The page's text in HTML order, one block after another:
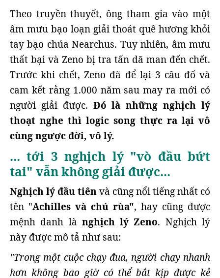
Theo truyền thuyết, ông tham gia vào một
âm mưu bạo loạn giải thoát quê hương khỏi
tay bạo chúa Nearchus. Tuy nhiên, âm mưu
thất bại và Zeno bị tra tấn dã man đến chết.
Trước khi chết, Zeno đã để lại 3 câu đố và
cam kết rằng 1.000 năm sau may ra mới có
người giải được. Đó là những nghịch lý
thoạt nghe thì logic song thực ra lại vô
cùng ngược đời, vô lý.
... tới 3 nghịch lý "vò đầu bứt
tai" vẫn không giải được...
Nghịch lý đầu tiênvà cũng nổi tiếng nhất có
tên "Achilles và chú rùa", hay cũng được
mệnh danh là nghịch lý Zeno. Nghịch lý
này được mô tả như sau:
"Trong một cuộc chạy đua, người chạy nhanh
hơn không bao giờ có thể bắt kịp được kẻ